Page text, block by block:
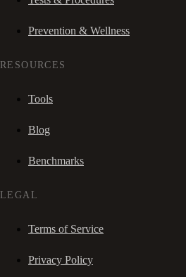
Prevention & Wellness
RESOURCES
Tools
Blog
Benchmarks
LEGAL
Terms of Service
Privacy Policy